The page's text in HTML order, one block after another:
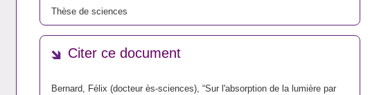
Thèse de sciences
Citer ce document
Bernard, Félix (docteur ès-sciences), “Sur l'absorption de la lumière par